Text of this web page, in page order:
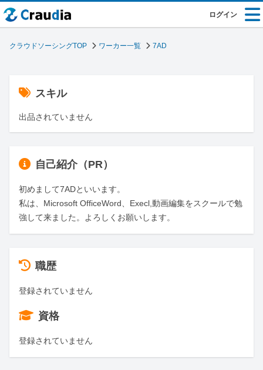
ログイン
クラウドソーシングTOP ワーカー一覧 7AD
スキル
出品されていません
自己紹介（PR）
初めまして7ADといいます。
私は、Microsoft OfficeWord、Execl,動画編集をスクールで勉
強して来ました。よろしくお願いします。
職歴
登録されていません
資格
登録されていません